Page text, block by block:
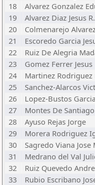
18
Alvarez Gonzalez
19
Alvarez Diaz Jesus R.
20
Colmenarejo
21
Escoredo Garcia
22
Ruiz De Alegria
23
Gomez Ferrer Jesus
24
Martinez Rodriguez
25
Sanchez-Alarcos
26
Lopez-Bustos
27
Montes De
28
Ayuso Rejas Jorge
29
Morera Rodriguez
30
Sagredo Viana Jose
31
Medrano del Val
32
Ruiz Quevedo
33
Rubio Escribano